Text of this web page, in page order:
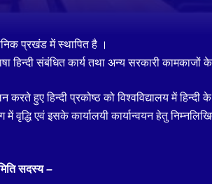
प्रखंड में स्थापित है ।
हिन्दी संबंधित कार्य तथा अन्य सरकारी कामकाजों के
करते हुए हिन्दी प्रकोष्ठ को विश्वविद्यालय में हिन्दी के
में वृद्धि एवं इसके कार्यालयी कार्यान्वयन हेतु
सदस्य–